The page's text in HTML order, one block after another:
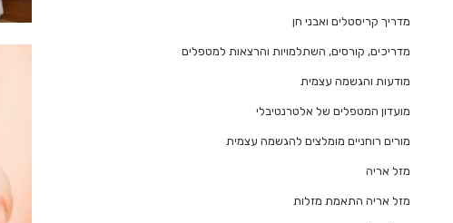
מדריך קריסטלים ואבני חן
מדריכים, קורסים, השתלמויות והרצאות למטפלים
מודעות והגשמה עצמית
מועדון המטפלים של אלטרנטיבלי
מורים רוחניים מומלצים להגשמה עצמית
מזל אריה
מזל אריה התאמת מזלות